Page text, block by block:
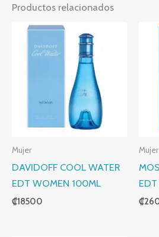
Productos relacionados
Mujer
DAVIDOFF COOL WATER
EDT WOMEN 100ML
₡18500
Mujer
₡